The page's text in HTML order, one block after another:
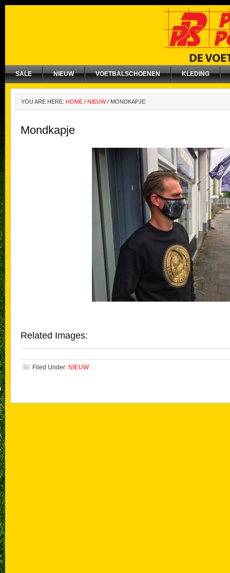
SALE NIEUW VOETBALSCHOENEN KLEDING
YOU ARE HERE: HOME / NIEUW / MONDKAPJE
Mondkapje
Related Images:
Filed Under: NIEUW